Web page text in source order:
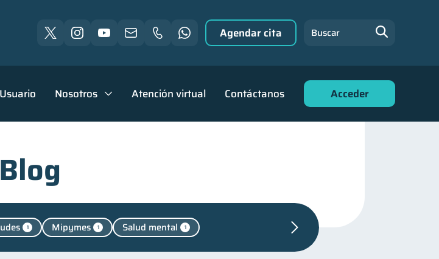
Nosotros Atención virtual Contáctanos Acceder
Agendar cita Buscar
Blog
1 Mipymes 1 Salud mental 1